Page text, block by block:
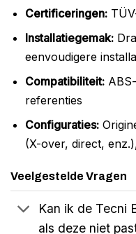
Certificeringen:
Installatiegemak:
eenvoudigere
Compatibiliteit:ABS-
referenties
Configuraties:
(X-over, direct,
Veelgestelde Vragen
Kan ik de Tecni
als deze niet